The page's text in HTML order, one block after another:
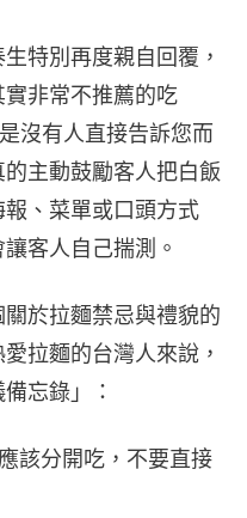
特別再度親自回覆，
非常不推薦的吃
沒有人直接告訴您而
主動鼓勵客人把白飯
、菜單或口頭方式
客人自己揣測。
於拉麵禁忌與禮貌的
拉麵的台灣人來說，
忘錄」：
該分開吃，不要直接